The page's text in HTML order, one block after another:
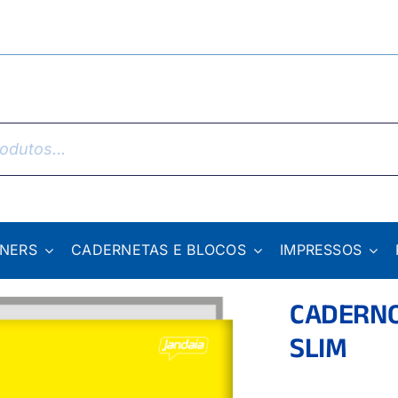
CADERNETAS E BLOCOS IMPRESSOS
SLIM